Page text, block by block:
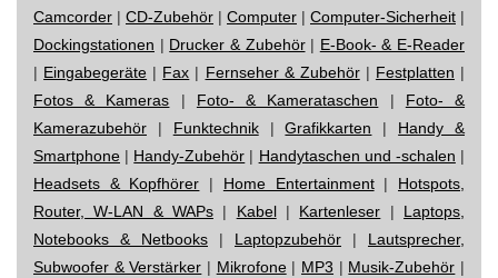
Camcorder | CD-Zubehör | Computer | Computer-Sicherheit |
Dockingstationen | Drucker & Zubehör| E-Book- & E-Reader
| Eingabegeräte | Fax | Fernseher & Zubehör| Festplatten |
Fotos & Kameras | Foto- & Kamerataschen | Foto- &
Kamerazubehör | Funktechnik|Grafikkarten | Handy &
Smartphone | Handy-Zubehör | Handytaschen und -schalen |
Headsets & Kopfhörer | Home Entertainment| Hotspots,
Router, W-LAN & WAPs | Kabel| Kartenleser | Laptops,
Notebooks & Netbooks | Laptopzubehör | Lautsprecher,
Subwoofer & Verstärker | Mikrofone| MP3 | Musik-Zubehör |